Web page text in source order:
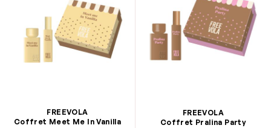
FREEVOLA
Coffret Meet Me In Vanilla
FREEVOLA
Coffret Pralina Party